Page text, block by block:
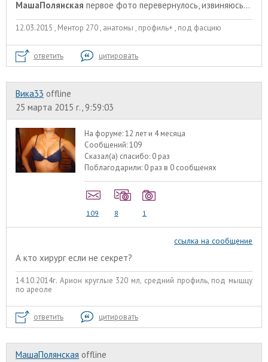
МашаПолянская первое фото перевернулось, извиняюсь...
12.03.2015 , Ментор 270 , анатомы , профиль+ , под фасцию
ответить цитировать
Вика33 offline
25 марта 2015 г., 9:59:03
На форуме:12 лет и 4 месяца
Сообщений:109
Сказал(а) спасибо: 0 раз
Поблагодарили: 0 раз в 0 сообщенях
109 8 1
ссылка на сообщение
А кто хирург если не секрет?
14.10.2014г. Арион круглые 320 мл, средний профиль, под мыщцу
по ареоле
ответить цитировать
МашаПолянская offline